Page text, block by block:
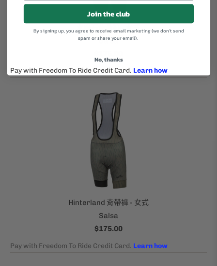
水磨石背帶褲 - 女式
Salsa
Hinterland 背帶褲 - 女式
Salsa
$175.00
Join the club
By signing up, you agree to receive email marketing (we don't send
spam or share your email).
No, thanks